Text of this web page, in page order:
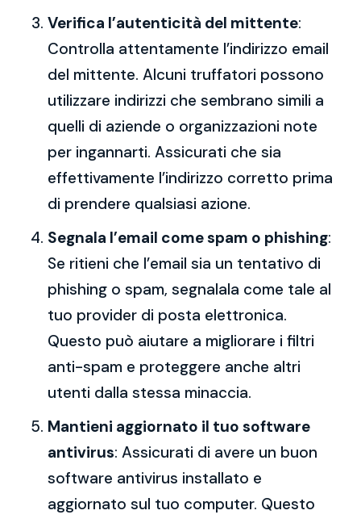
Verifica l’autenticità del mittente:
Controlla attentamente l’indirizzo email
del mittente. Alcuni truffatori possono
utilizzare indirizzi che sembrano simili a
quelli di aziende o organizzazioni note
per ingannarti. Assicurati che sia
effettivamente l’indirizzo corretto prima
di prendere qualsiasi azione.
Segnala l’email come spam o phishing:
Se ritieni che l’email sia un tentativo di
phishing o spam, segnalala come tale al
tuo provider di posta elettronica.
Questo può aiutare a migliorare i filtri
anti-spam e proteggere anche altri
utenti dalla stessa minaccia.
Mantieni aggiornato il tuo software
antivirus: Assicurati di avere un buon
software antivirus installato e
aggiornato sul tuo computer. Questo